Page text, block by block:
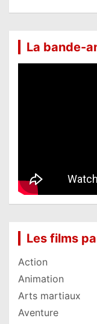
La bande-
Les films
Action
Animation
Arts martiaux
Aventure